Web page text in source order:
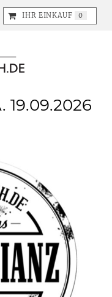
IHR EINKAUF 0
19.09.2026